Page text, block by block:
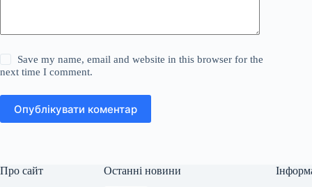
Save my name, email and website in this browser for the
next time I comment.
Опублікувати коментар
Про сайт Останні новини